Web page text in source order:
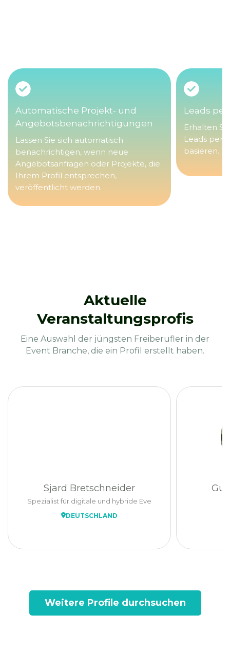
Automatische Projekt- und
Angebotsbenachrichtigungen
Lassen Sie sich automatisch
benachrichtigen, wenn neue
Angebotsanfragen oder Projekte, die
Ihrem Profil entsprechen,
veröffentlicht werden.
Leads
Erhalten
Leads per
basieren.
Aktuelle
Veranstaltungsprofis
Eine Auswahl der jüngsten Freiberufler in der
Event Branche, die ein Profil erstellt haben.
Sjard Bretschneider
Spezialist für digitale und hybride Eve
DEUTSCHLAND
Weitere Profile durchsuchen